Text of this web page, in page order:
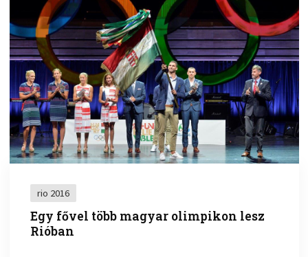
rio 2016
Egy fővel több magyar olimpikon lesz
Rióban